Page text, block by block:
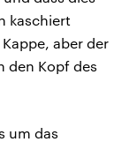
kaschiert
aber der
den Kopf des
um das